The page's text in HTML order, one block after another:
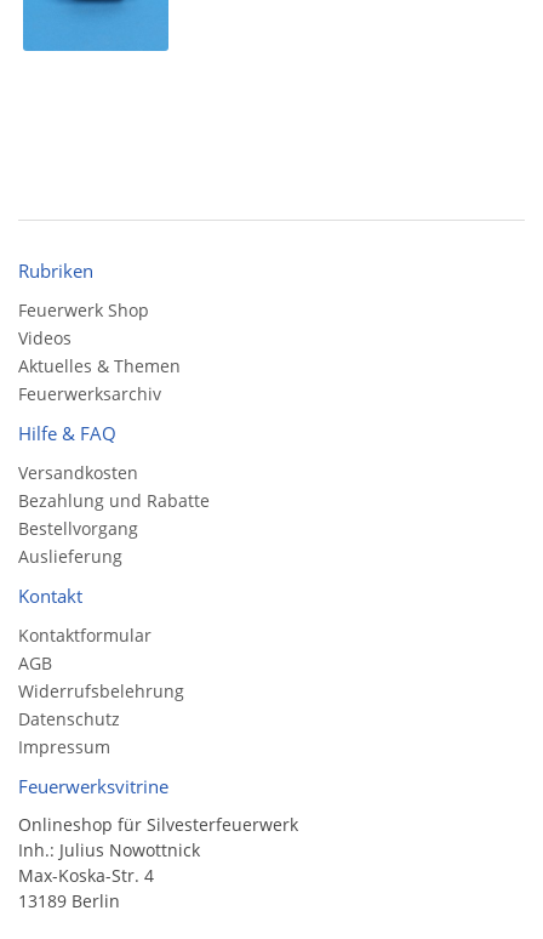
Rubriken
Feuerwerk Shop
Videos
Aktuelles & Themen
Feuerwerksarchiv
Hilfe & FAQ
Versandkosten
Bezahlung und Rabatte
Bestellvorgang
Auslieferung
Kontakt
Kontaktformular
AGB
Widerrufsbelehrung
Datenschutz
Impressum
Feuerwerksvitrine
Onlineshop für Silvesterfeuerwerk
Inh.: Julius Nowottnick
Max-Koska-Str. 4
13189 Berlin